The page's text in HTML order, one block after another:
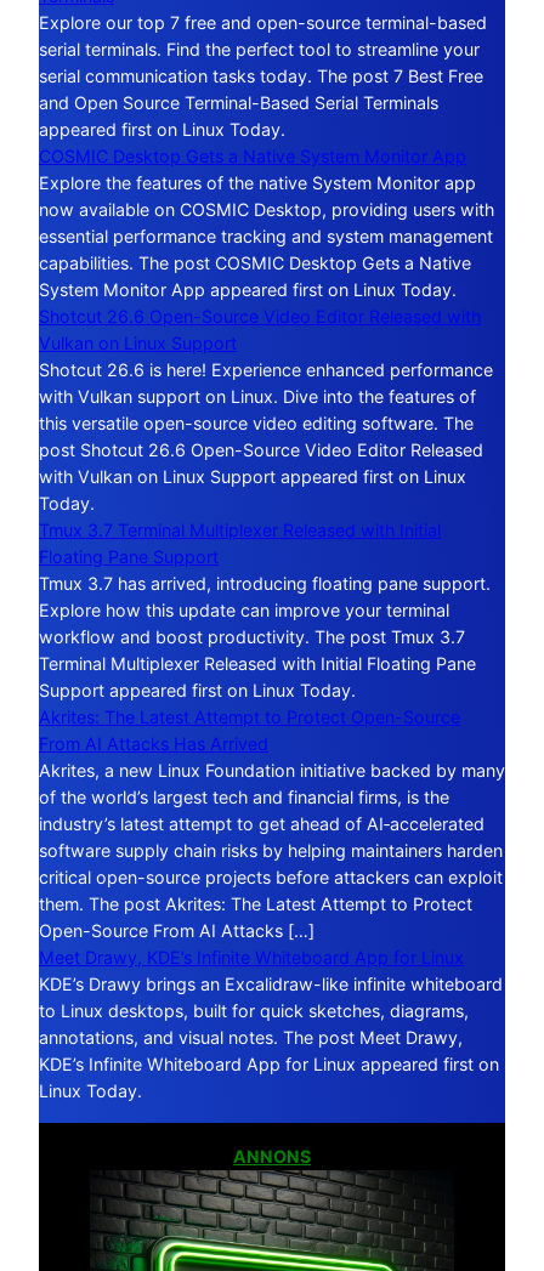
Explore our top 7 free and open-source terminal-based
serial terminals. Find the perfect tool to streamline your
serial communication tasks today. The post 7 Best Free
and Open Source Terminal-Based Serial Terminals
appeared first on Linux Today.
COSMIC Desktop Gets a Native System Monitor App
Explore the features of the native System Monitor app
now available on COSMIC Desktop, providing users with
essential performance tracking and system management
capabilities. The post COSMIC Desktop Gets a Native
System Monitor App appeared first on Linux Today.
Shotcut 26.6 Open-Source Video Editor Released with
Vulkan on Linux Support
Shotcut 26.6 is here! Experience enhanced performance
with Vulkan support on Linux. Dive into the features of
this versatile open-source video editing software. The
post Shotcut 26.6 Open-Source Video Editor Released
with Vulkan on Linux Support appeared first on Linux
Today.
Tmux 3.7 Terminal Multiplexer Released with Initial
Floating Pane Support
Tmux 3.7 has arrived, introducing floating pane support.
Explore how this update can improve your terminal
workflow and boost productivity. The post Tmux 3.7
Terminal Multiplexer Released with Initial Floating Pane
Support appeared first on Linux Today.
Akrites: The Latest Attempt to Protect Open-Source
From AI Attacks Has Arrived
Akrites, a new Linux Foundation initiative backed by many
of the world’s largest tech and financial firms, is the
industry’s latest attempt to get ahead of AI‑accelerated
software supply chain risks by helping maintainers harden
critical open-source projects before attackers can exploit
them. The post Akrites: The Latest Attempt to Protect
Open-Source From AI Attacks […]
Meet Drawy, KDE’s Infinite Whiteboard App for Linux
KDE’s Drawy brings an Excalidraw-like infinite whiteboard
to Linux desktops, built for quick sketches, diagrams,
annotations, and visual notes. The post Meet Drawy,
KDE’s Infinite Whiteboard App for Linux appeared first on
Linux Today.
ANNONS